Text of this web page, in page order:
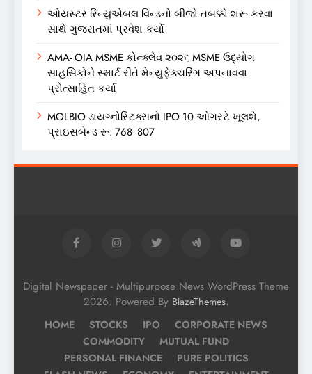
ઓયસ્ટર રિન્યુએબલ વિન્ડનો બીજો તબક્કો શરૂ કરવા
સાથે ગુજરાતમાં પ્રવેશ કર્યો
AMA- OIA MSME કોન્ક્લેવ ૨૦૨૬ MSME ઉદ્યોગ
સાહસિકોને સ્માર્ટ રીતે મેન્યુફેક્ચરિંગ અપનાવવા
પ્રોત્સાહિત કર્યા
MOLBIO ડાયગ્નોસ્ટિક્સનો IPO 10 ઓગસ્ટે ખૂલશે,
પ્રાઇસબેન્ડ રૂ. 768- 807
Digital Newspaper - Multipurpose News WordPress Theme
2026. Powered By BlazeThemes.
HOME STOCKS IPO
CORPORATE NEWS
COMMODITY
MUTUAL FUND
PERSONAL FINANCE
PURE POLITICS